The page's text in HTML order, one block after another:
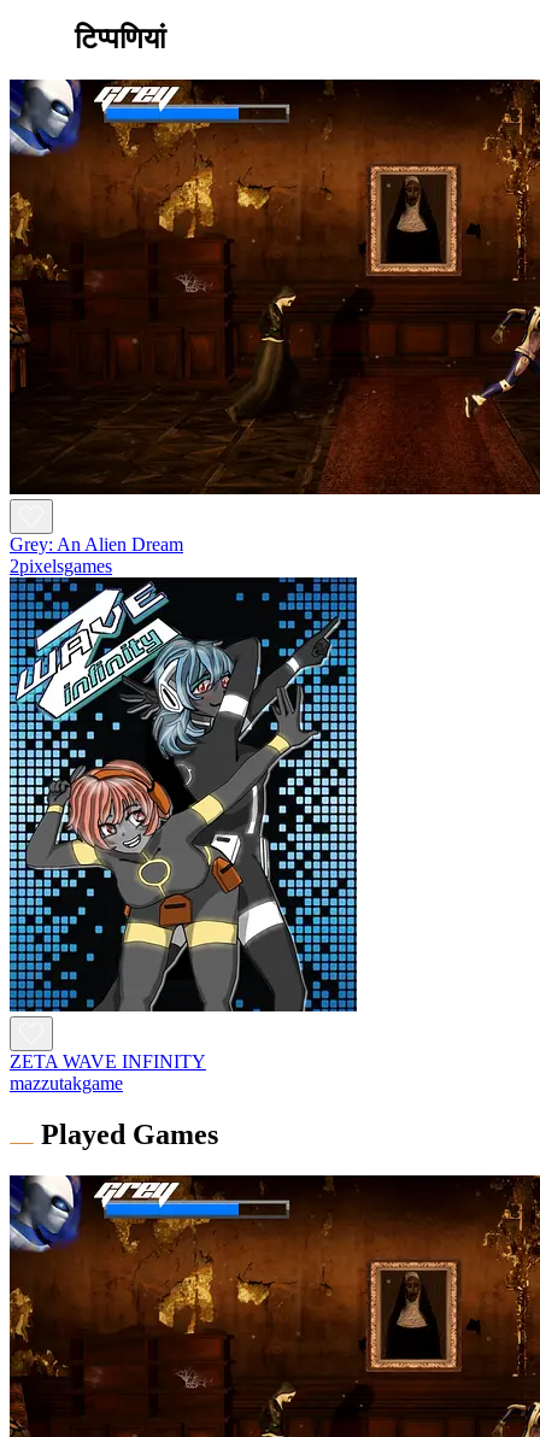
टिप्पणियां
Grey: An Alien Dream
2pixelsgames
ZETA WAVE INFINITY
mazzutakgame
Played Games